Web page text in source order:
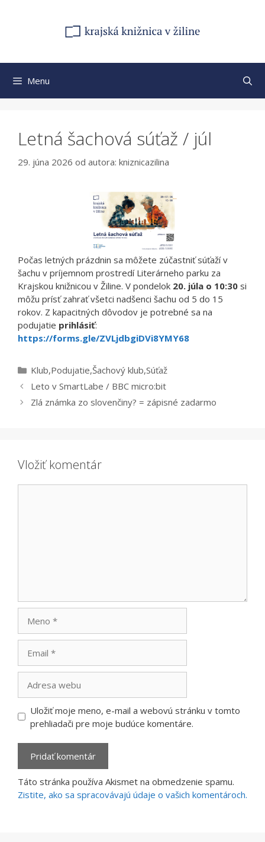
Menu
Letná šachová súťaž / júl
29. júna 2026 od autora: kniznicazilina
Počas letných prázdnin sa môžete zúčastniť súťaží v
šachu v príjemnom prostredí Literárneho parku za
Krajskou knižnicou v Žiline. V pondelok 20. júla o 10:30 si
môžu prísť zahrať všetci nadšenci šachu od 5 do 15
rokov. Z kapacitných dôvodov je potrebné sa na
podujatie prihlásiť:
https://forms.gle/ZVLjdbgiDVi8YMY68
Kategórie
Klub,Podujatie,Šachový klub,Súťaž
Leto v SmartLabe / BBC micro:bit
Zlá známka zo slovenčiny? = zápisné zadarmo
Vložiť komentár
webu
Uložiť moje meno, e-mail a webovú stránku v tomto
prehliadači pre moje budúce komentáre.
Táto stránka používa Akismet na obmedzenie spamu.
Zistite, ako sa spracovávajú údaje o vašich komentároch.